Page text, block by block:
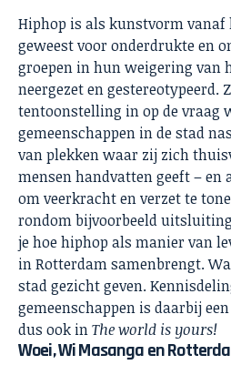
Hiphop is als kunstvorm vanaf
geweest voor onderdrukte en
groepen in hun weigering van
neergezet en gestereotypeerd.
tentoonstelling in op de vraag
gemeenschappen in de stad
van plekken waar zij zich
mensen handvatten geeft – en
om veerkracht en verzet te
rondom bijvoorbeeld
je hoe hiphop als manier van
in Rotterdam samenbrengt.
stad gezicht geven.
gemeenschappen is daarbij
dus ook inThe world is yours!
Woei, Wi Masanga en